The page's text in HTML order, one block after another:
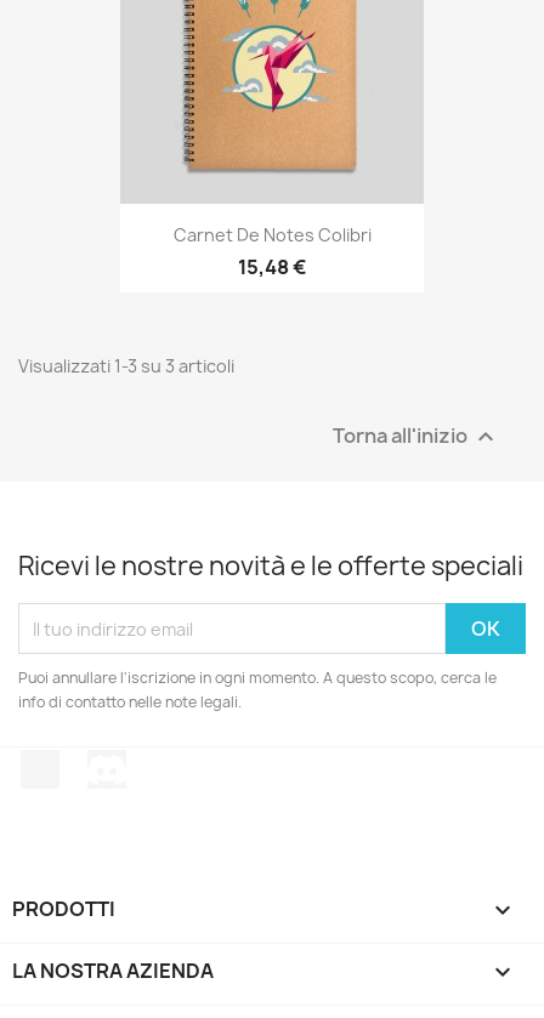
Carnet De Notes Colibri
15,48 €
Visualizzati 1-3 su 3 articoli
Torna all'inizio 
Ricevi le nostre novità e le offerte speciali
Puoi annullare l'iscrizione in ogni momento. A questo scopo, cerca le
info di contatto nelle note legali.
PRODOTTI 
LA NOSTRA AZIENDA 